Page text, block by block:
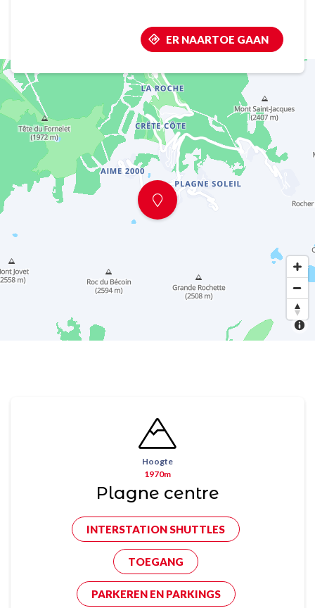
ER NAARTOE GAAN
Hoogte
1970m
Plagne centre
INTERSTATION SHUTTLES
TOEGANG
PARKEREN EN PARKINGS